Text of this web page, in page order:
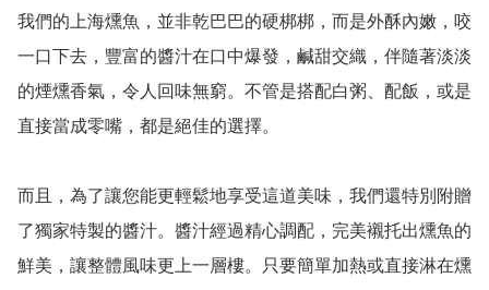
我們的上海燻魚，並非乾巴巴的硬梆梆，而是外酥內嫩，咬
一口下去，豐富的醬汁在口中爆發，鹹甜交織，伴隨著淡淡
的煙燻香氣，令人回味無窮。不管是搭配白粥、配飯，或是
直接當成零嘴，都是絕佳的選擇。
而且，為了讓您能更輕鬆地享受這道美味，我們還特別附贈
了獨家特製的醬汁。醬汁經過精心調配，完美襯托出燻魚的
鮮美，讓整體風味更上一層樓。只要簡單加熱或直接淋在燻